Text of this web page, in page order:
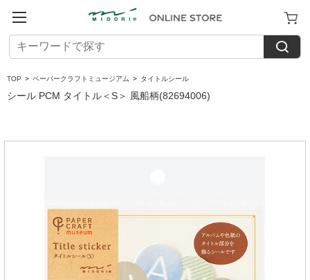
TOP > ペーパークラフトミュージアム > タイトルシール
シール PCM タイトル＜S＞ 風船柄(82694006)